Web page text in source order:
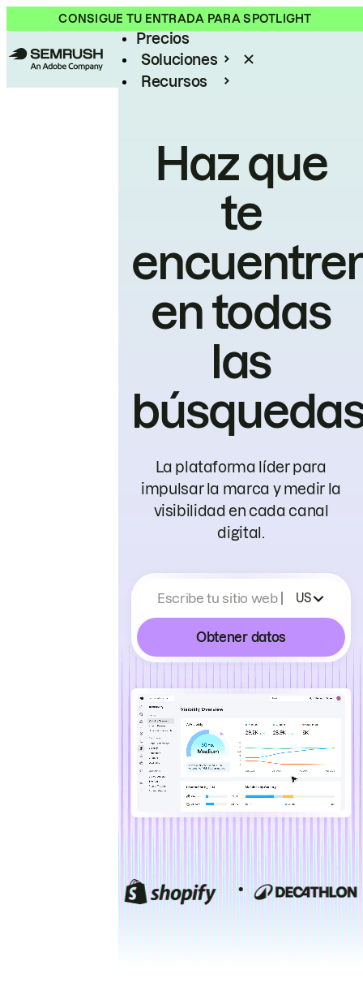
CONSIGUE TU ENTRADA PARA SPOTLIGHT
Producto
Precios
Soluciones
Recursos
Haz que
te
en todas
las
La plataforma líder para
impulsar la marca y medir la
visibilidad en cada canal
digital.
Escribe tu sitio web US
Obtener datos